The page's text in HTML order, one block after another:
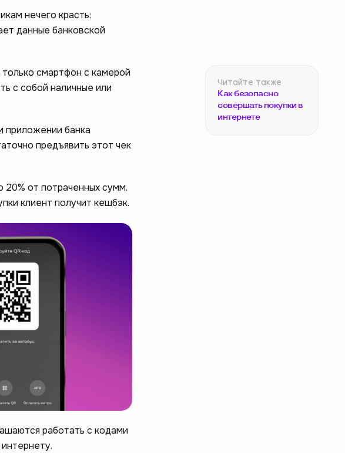
нечего красть:
данные банковской
Как безопасно
совершать покупки в
интернете
смартфон с камерой
с собой наличные или
приложении банка
предъявить этот чек
от потраченных сумм.
клиент получит кешбэк.
работать с кодами